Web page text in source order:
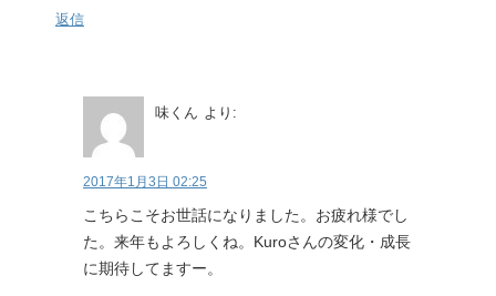
返信
味くん より:
2017年1月3日 02:25
こちらこそお世話になりました。お疲れ様でし
た。来年もよろしくね。Kuroさんの変化・成長
に期待してますー。